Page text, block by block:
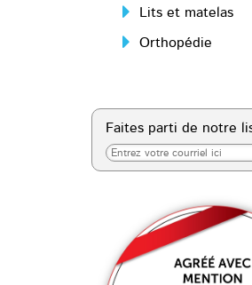
Lits et matelas
Orthopédie
Faites parti de notre